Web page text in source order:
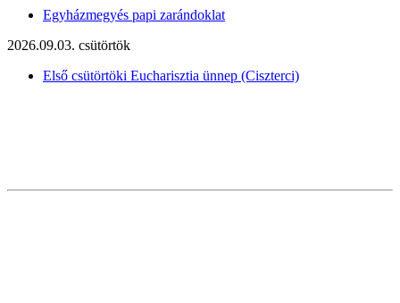
Egyházmegyés papi zarándoklat
2026.09.03. csütörtök
Első csütörtöki Eucharisztia ünnep (Ciszterci)